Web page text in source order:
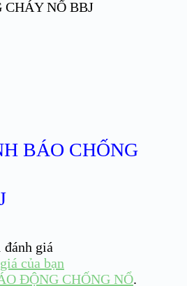
CHÁY NỔ BBJ
BÁO CHỐNG
đánh giá
của bạn
ĐỘNG CHỐNG NỔ.